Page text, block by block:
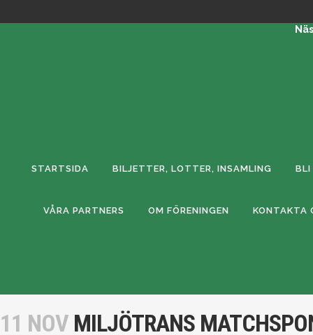
STARTSIDA BILJETTER, LOTTER, INSAMLING BLI
VÅRA PARTNERS OM FÖRENINGEN KONTAKTA
11 NOV MILJÖTRANS